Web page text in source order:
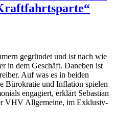
gegründet und ist nach wie
in dem Geschäft. Daneben ist
Auf was es in beiden
Bürokratie und Inflation spielen
engagiert, erklärt Sebastian
VHV Allgemeine, im Exklusiv-